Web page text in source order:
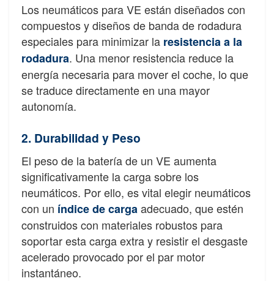
Los neumáticos para VE están diseñados con
compuestos y diseños de banda de rodadura
especiales para minimizar la resistencia a la
rodadura. Una menor resistencia reduce la
energía necesaria para mover el coche, lo que
se traduce directamente en una mayor
autonomía.
2. Durabilidad y Peso
El peso de la batería de un VE aumenta
significativamente la carga sobre los
neumáticos. Por ello, es vital elegir neumáticos
con un índice de cargaadecuado, que estén
construidos con materiales robustos para
soportar esta carga extra y resistir el desgaste
acelerado provocado por el par motor
instantáneo.